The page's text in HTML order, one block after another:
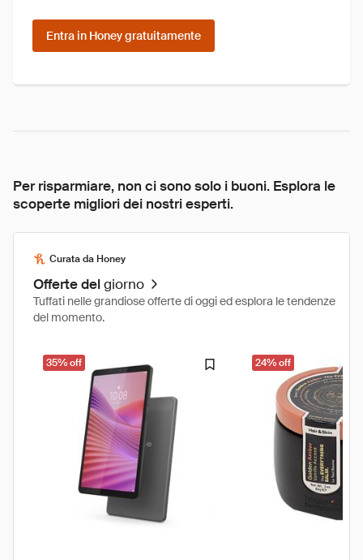
Entra in Honey gratuitamente
Per risparmiare, non ci sono solo i buoni. Esplora le
scoperte migliori dei nostri esperti.
Curata da Honey
Offerte delgiorno
Tuffati nelle grandiose offerte di oggi ed esplora le tendenze
del momento.
35% off 24% off